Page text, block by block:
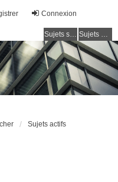
Connexion
Sujets sans réponse Sujets actifs
Sujets actifs